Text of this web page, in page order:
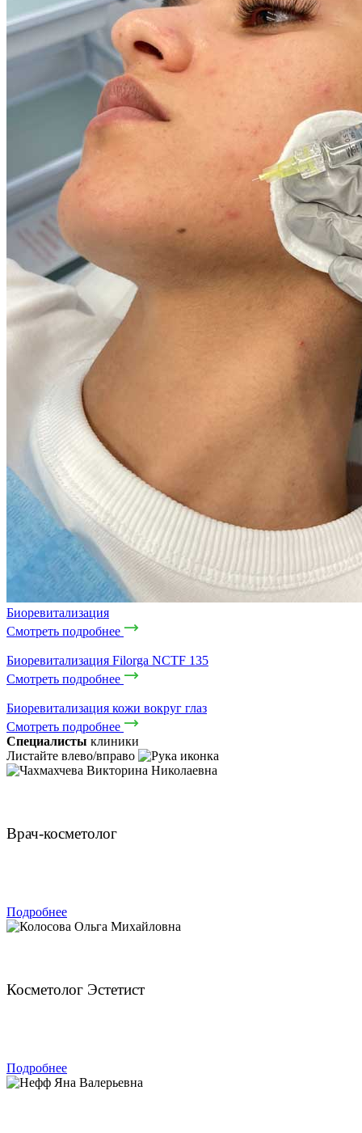
Биоревитализация
Смотреть подробнее
Биоревитализация Filorga NCTF 135
Смотреть подробнее
Биоревитализация кожи вокруг глаз
Смотреть подробнее
Специалисты клиники
Листайте влево/вправо
Врач-косметолог
Подробнее
Косметолог Эстетист
Подробнее